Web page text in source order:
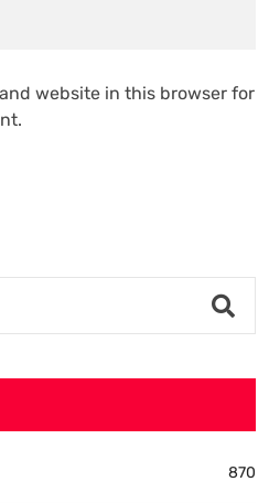
website in this browser for
870